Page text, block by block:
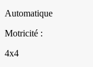
Automatique
Motricité :
4x4